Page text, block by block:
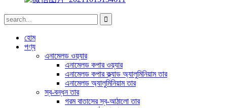
হোম
পণ্য
এনামেলড ওয়্যার
এনামেলড কপার ওয়্যার
এনামেলড কপার ক্ল্যাড অ্যালুমিনিয়াম তার
এনামেলড অ্যালুমিনিয়াম তার
স্ব-বন্ধন তার
গরম বাতাসের স্ব-আঠালো তার